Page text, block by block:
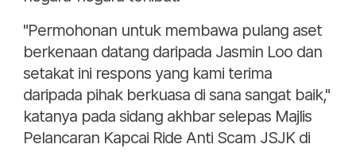
"Permohonan untuk membawa pulang aset
berkenaan datang daripada Jasmin Loo dan
setakat ini respons yang kami terima
daripada pihak berkuasa di sana sangat baik,"
katanya pada sidang akhbar selepas Majlis
Pelancaran Kapcai Ride Anti Scam JSJK di